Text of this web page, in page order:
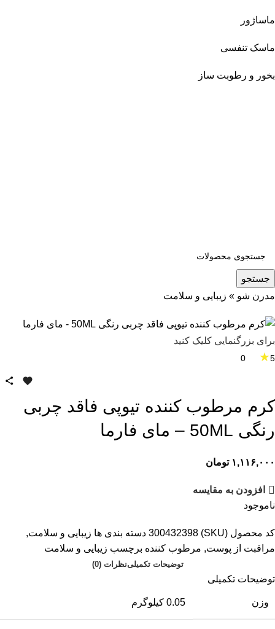
ماساژور
ماسک تنفسی
بخور و رطوبت ساز
جستجو
مدرن شو » زیبایی و سلامت
برای بزرگنمایی کلیک کنید
5
★
کرم مرطوب کننده تیوپی فاقد چربی
رنگی 50ML – مای فارما
۱,۱۱۶,۰۰۰ تومان
افزودن به مقایسه
ناموجود
کد محصول (SKU) 300432398 دسته بندی ها زیبایی و سلامت,
مراقبت از پوست, مرطوب کننده برچسب زیبایی و سلامت
توضیحات تکمیلینظرات (0)
توضیحات تکمیلی
وزن 0.05 کیلوگرم